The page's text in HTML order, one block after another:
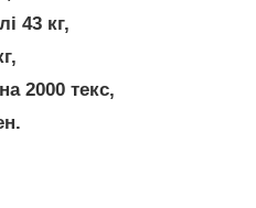
43 кг,
,
2000 текс,